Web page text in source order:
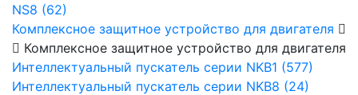
NS8 (62)
Комплексное защитное устройство для двигателя
Комплексное защитное устройство для двигателя
Интеллектуальный пускатель серии NKB1 (577)
Интеллектуальный пускатель серии NKB8 (24)